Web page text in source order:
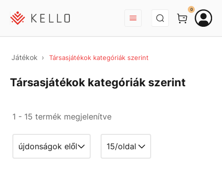
BEJELENTKEZÉS
0
Játékok Társasjátékok kategóriák szerint
Társasjátékok kategóriák szerint
1 - 15 termék megjelenítve